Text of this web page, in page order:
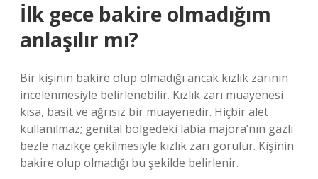
İlk gece bakire olmadığım
anlaşılır mı?
Bir kişinin bakire olup olmadığı ancak kızlık zarının
incelenmesiyle belirlenebilir. Kızlık zarı muayenesi
kısa, basit ve ağrısız bir muayenedir. Hiçbir alet
kullanılmaz; genital bölgedeki labia majora’nın gazlı
bezle nazikçe çekilmesiyle kızlık zarı görülür. Kişinin
bakire olup olmadığı bu şekilde belirlenir.